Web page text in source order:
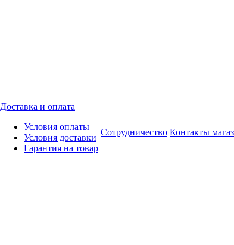
Доставка и оплата
Условия оплаты
Условия доставки
Гарантия на товар
Сотрудничество Контакты